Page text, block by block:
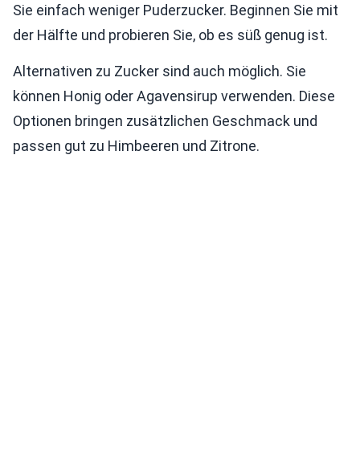
Sie einfach weniger Puderzucker. Beginnen Sie mit
der Hälfte und probieren Sie, ob es süß genug ist.
Alternativen zu Zucker sind auch möglich. Sie
können Honig oder Agavensirup verwenden. Diese
Optionen bringen zusätzlichen Geschmack und
passen gut zu Himbeeren und Zitrone.